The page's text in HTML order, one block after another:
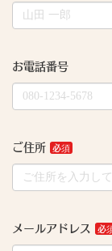
お電話番号
ご住所
メールアドレス